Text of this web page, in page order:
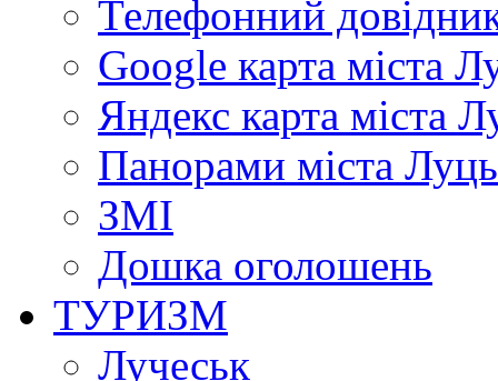
Телефонний
Google карта міста
Яндекс карта міста
Панорами міста
ЗМІ
Дошка оголошень
ТУРИЗМ
Лучеськ